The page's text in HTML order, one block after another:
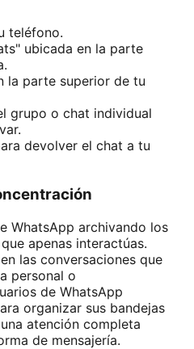
teléfono.
ubicada en la parte
la parte superior de tu
grupo o chat individual
devolver el chat a tu
WhatsApp archivando los
apenas interactúas.
las conversaciones que
personal o
de WhatsApp
organizar sus bandejas
atención completa
de mensajería.